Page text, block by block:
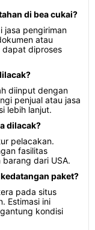
di bea cukai?
jasa pengiriman
atau
diproses
diinput dengan
penjual atau jasa
lebih lanjut.
dilacak?
pelacakan.
fasilitas
dari USA.
paket?
pada situs
Estimasi ini
kondisi